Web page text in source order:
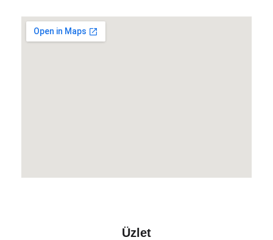
Üzlet